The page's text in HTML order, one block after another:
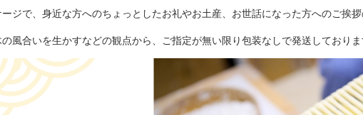
ジで、身近な方へのちょっとしたお礼やお土産、お世話になった方へのご挨
風合いを生かすなどの観点から、ご指定が無い限り包装なしで発送しており